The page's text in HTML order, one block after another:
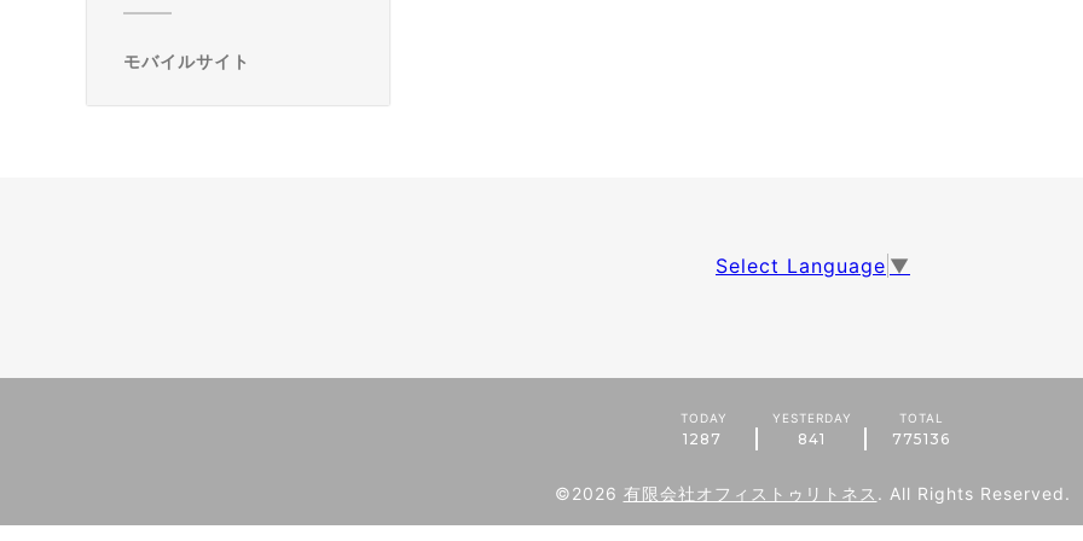
モバイルサイト
Select Language ▼
TODAY
1287
YESTERDAY
841
TOTAL
775136
©2026 有限会社オフィストゥリトネス . All Rights Reserved.